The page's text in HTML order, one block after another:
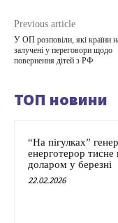
Previous article
У ОП розповіли, які країни
залучені у переговори щодо
повернення дітей з РФ
ТОП новини
“На пігулках”
енерготерор
доларом у березні
22.02.2026